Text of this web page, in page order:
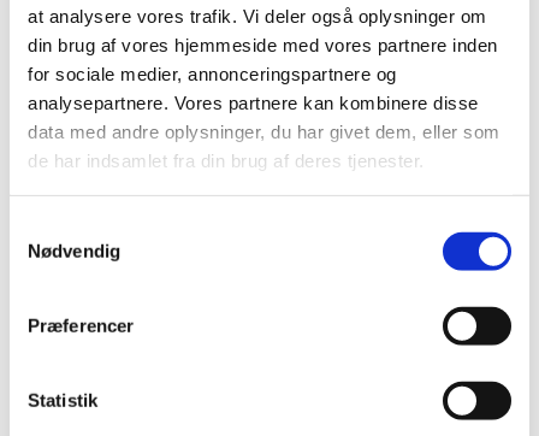
at analysere vores trafik. Vi deler også oplysninger om
din brug af vores hjemmeside med vores partnere inden
for sociale medier, annonceringspartnere og
analysepartnere. Vores partnere kan kombinere disse
data med andre oplysninger, du har givet dem, eller som
de har indsamlet fra din brug af deres tjenester.
Nødvendig
Præferencer
Statistik
Fabrikant: Hitachi High Technologies Corporation
(HHT)
Fabrikantens referencenummer: CN-295236
Lægemiddelstyrelsens sagsnummer: 2017072664
Relateret indhold
module og cobas 8000 modular analyzer cobas c502 module